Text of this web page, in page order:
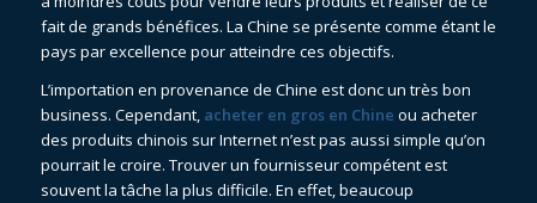
fait de grands bénéfices. La Chine se présente comme étant le
pays par excellence pour atteindre ces objectifs.
L’importation en provenance de Chine est donc un très bon
business. Cependant, acheter en gros en Chine ou acheter
des produits chinois sur Internet n’est pas aussi simple qu’on
pourrait le croire. Trouver un fournisseur compétent est
souvent la tâche la plus difficile. En effet, beaucoup